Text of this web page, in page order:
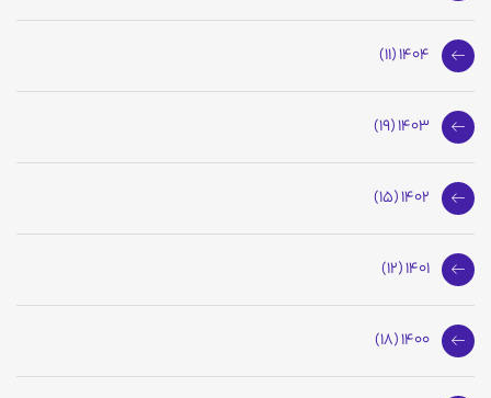
1404 (11)
1403 (19)
1402 (15)
1401 (12)
1400 (18)